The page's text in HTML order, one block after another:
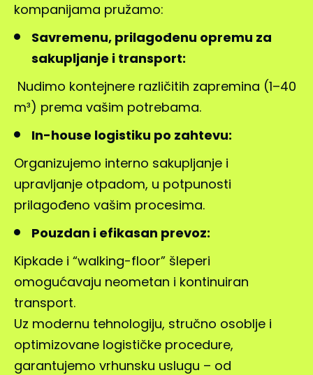
kompanijama pružamo:
Savremenu, prilagođenu opremu za
sakupljanje i transport:
Nudimo kontejnere različitih zapremina (1–40
m³) prema vašim potrebama.
In-house logistiku po zahtevu:
Organizujemo interno sakupljanje i
upravljanje otpadom, u potpunosti
prilagođeno vašim procesima.
Pouzdan i efikasan prevoz:
Kipkade i “walking-floor” šleperi
omogućavaju neometan i kontinuiran
transport.
Uz modernu tehnologiju, stručno osoblje i
optimizovane logističke procedure,
garantujemo vrhunsku uslugu – od